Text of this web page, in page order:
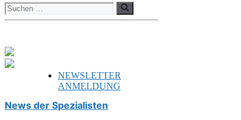
Suchen
nach:
NEWSLETTER
ANMELDUNG
News der Spezialisten